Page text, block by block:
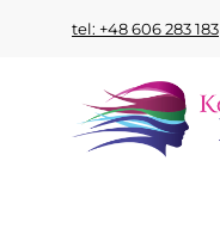
tel: +48 606 283 183